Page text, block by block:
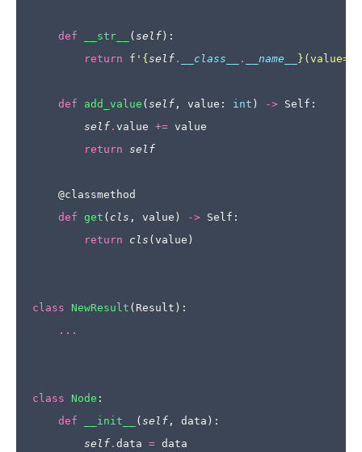
def __str__ ( self ):
return
f ' { self . __class__ . __name__ } (value=
def add_value ( self , value : int ) -> Self :
self . value += value
return self
@classmethod
def get ( cls , value ) -> Self :
return
cls ( value )
class NewResult ( Result ):
...
class Node :
def
__init__ ( self , data ):
self . data = data